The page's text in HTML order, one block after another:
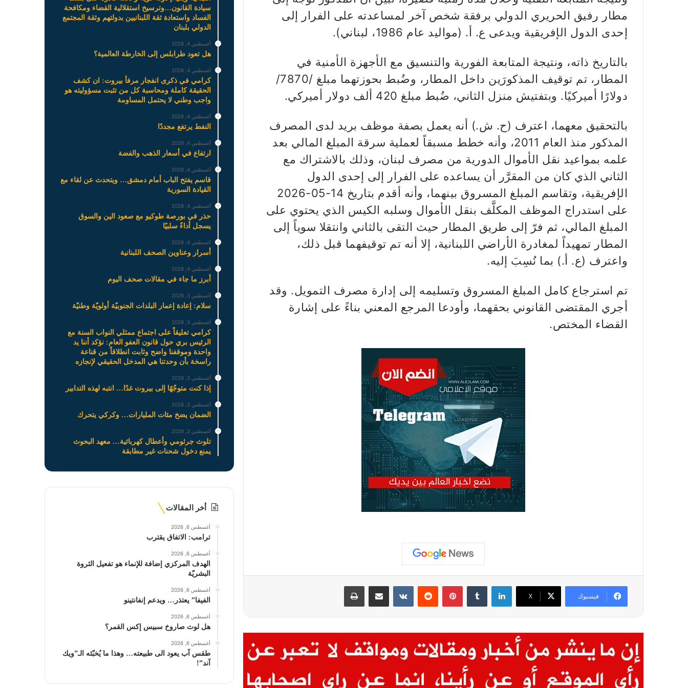
مطار رفيق الحريري الدولي برفقة شخص آخر لمساعدته على الفرار إلى
إحدى الدول الإفريقية ويدعى ع. أ. (مواليد عام 1986، لبناني).
بالتاريخ ذاته، ونتيجة المتابعة الفورية والتنسيق مع الأجهزة الأمنية في
المطار، تم توقيف المذكورَين داخل المطار، وضُبط بحوزتهما مبلغ /7870/
دولارًا أميركيًا. وبتفتيش منزل الثاني، ضُبط مبلغ 420 ألف دولار أميركي.
بالتحقيق معهما، اعترف (ح. ش.) أنه يعمل بصفة موظف بريد لدى المصرف
المذكور منذ العام 2011، وأنه خطط مسبقاً لعملية سرقة المبلغ المالي بعد
علمه بمواعيد نقل الأموال الدورية من مصرف لبنان، وذلك بالاشتراك مع
الثاني الذي كان من المقرَّر أن يساعده على الفرار إلى إحدى الدول
الإفريقية، وتقاسم المبلغ المسروق بينهما، وأنه أقدم بتاريخ 14-05-2026
على استدراج الموظف المكلَّف بنقل الأموال وسلبه الكيس الذي يحتوي على
المبلغ المالي، ثم فرّ إلى طريق المطار حيث التقى بالثاني وانتقلا سوياً إلى
المطار تمهيداً لمغادرة الأراضي اللبنانية، إلا أنه تم توقيفهما قبل ذلك،
واعترف (ع. أ.) بما نُسِبَ إليه.
تم استرجاع كامل المبلغ المسروق وتسليمه إلى إدارة مصرف التمويل. وقد
أجري المقتضى القانوني بحقهما، وأودعا المرجع المعني بناءً على إشارة
القضاء المختص.
فيسبوك X
لينكدإن بينتيريست مشاركة عبر البريد طباعة
سيادة القانون…وترسيخ استقلالية القضاء ومكافحة
الفساد واستعادة ثقة اللبنانيين بدولتهم وثقة المجتمع
الدولي بلبنان
أغسطس 4, 2026
هل تعود طرابلس إلى الخارطة العالمية؟
أغسطس 4, 2026
كرامي في ذكرى انفجار مرفأ بيروت: ان كشف
الحقيقة كاملة ومحاسبة كل من تثبت مسؤوليته هو
واجب وطني لا يحتمل المساومة
أغسطس 4, 2026
النفط يرتفع مجددًا
أغسطس 4, 2026
ارتفاع في أسعار الذهب والفضة
أغسطس 4, 2026
قاسم يفتح الباب أمام دمشق… ويتحدث عن لقاء مع
القيادة السورية
أغسطس 4, 2026
حذر في بورصة طوكيو مع صعود الين والسوق
يسجل أداءً سلبيًا
أغسطس 4, 2026
أسرار وعناوين الصحف اللبنانية
أغسطس 4, 2026
أبرز ما جاء في مقالات صحف اليوم
أغسطس 3, 2026
سلام: إعادة إعمار البلدات الجنوبيّة أولويّة وطنيّة
أغسطس 3, 2026
كرامي تعليقاً على اجتماع ممثلي النواب السنة مع
الرئيس بري حول قانون العفو العام: نؤكد أننا يد
واحدة وموقفنا واضح وثابت انطلاقاً من قناعة
راسخة بأن وحدتنا هي المدخل الحقيقي لإنجازه
أغسطس 3, 2026
إذا كنت متوجّهًا إلى بيروت غدًا… انتبه لهذه التدابير
أغسطس 3, 2026
الضمان يضخ مئات المليارات… وكركي يتحرك
أغسطس 3, 2026
تلوث جرثومي وأعطال كهربائية… معهد البحوث
يمنع دخول شحنات غير مطابقة
أخر المقالات
أغسطس 6, 2026
ترامب: الاتفاق يقترب
أغسطس 6, 2026
الهدف المركزي إضافة للإنماء هو تفعيل الثروة
البشريّة
أغسطس 6, 2026
الفيفا” يعتذر… ويدعم إنفانتينو
أغسطس 6, 2026
هل لوث صاروخ سبيس إكس القمر؟
أغسطس 6, 2026
طقس آب يعود الى طبيعته… وهذا ما يُخبّئه الـ”ويك
آند”!